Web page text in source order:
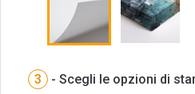
3 - Scegli le opzioni di